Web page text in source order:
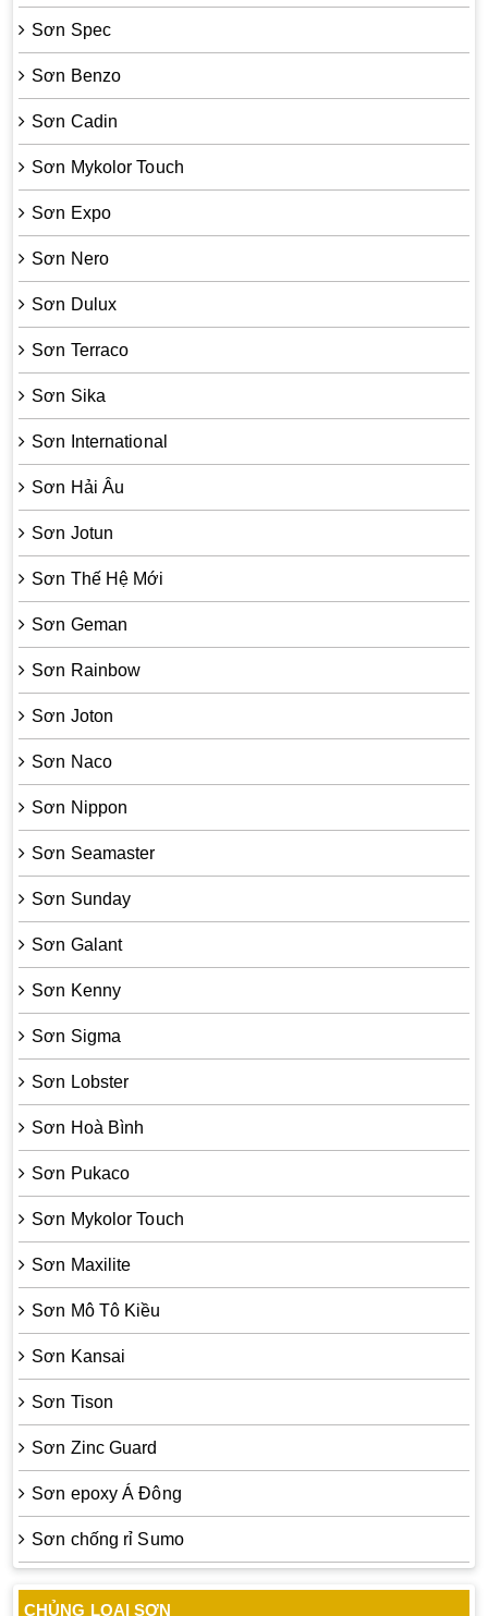
Sơn Spec
Sơn Benzo
Sơn Cadin
Sơn Mykolor Touch
Sơn Expo
Sơn Nero
Sơn Dulux
Sơn Terraco
Sơn Sika
Sơn International
Sơn Hải Âu
Sơn Jotun
Sơn Thế Hệ Mới
Sơn Geman
Sơn Rainbow
Sơn Joton
Sơn Naco
Sơn Nippon
Sơn Seamaster
Sơn Sunday
Sơn Galant
Sơn Kenny
Sơn Sigma
Sơn Lobster
Sơn Hoà Bình
Sơn Pukaco
Sơn Mykolor Touch
Sơn Maxilite
Sơn Mô Tô Kiều
Sơn Kansai
Sơn Tison
Sơn Zinc Guard
Sơn epoxy Á Đông
Sơn chống rỉ Sumo
CHỦNG LOẠI SƠN